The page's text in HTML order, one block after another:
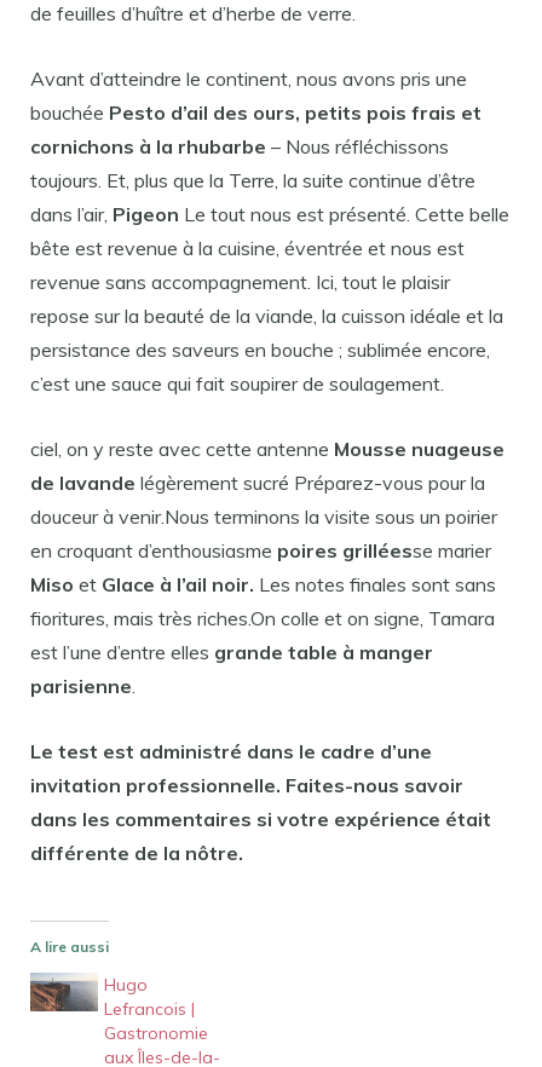
de feuilles d’huître et d’herbe de verre.
Avant d’atteindre le continent, nous avons pris une
bouchée Pesto d’ail des ours, petits pois frais et
cornichons à la rhubarbe – Nous réfléchissons
toujours. Et, plus que la Terre, la suite continue d’être
dans l’air, Pigeon Le tout nous est présenté. Cette belle
bête est revenue à la cuisine, éventrée et nous est
revenue sans accompagnement. Ici, tout le plaisir
repose sur la beauté de la viande, la cuisson idéale et la
persistance des saveurs en bouche ; sublimée encore,
c’est une sauce qui fait soupirer de soulagement.
ciel, on y reste avec cette antenne Mousse nuageuse
de lavande légèrement sucré Préparez-vous pour la
douceur à venir.Nous terminons la visite sous un poirier
en croquant d’enthousiasme poires grilléesse marier
Miso et Glace à l’ail noir. Les notes finales sont sans
fioritures, mais très riches.On colle et on signe, Tamara
est l’une d’entre elles grande table à manger
parisienne.
Le test est administré dans le cadre d’une
invitation professionnelle. Faites-nous savoir
dans les commentaires si votre expérience était
différente de la nôtre.
A lire aussi
Hugo
Lefrancois |
Gastronomie
aux Îles-de-la-